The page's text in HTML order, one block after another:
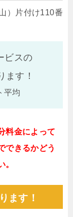
）片付け110番
ビスの
ます！
平均
料金によって
できるかどう
。
ます！